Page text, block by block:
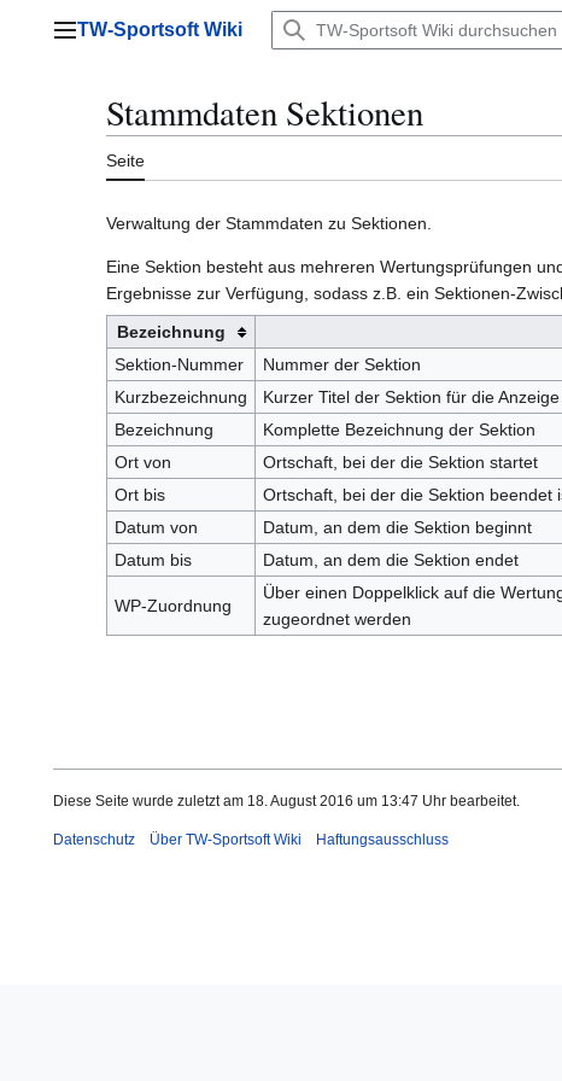
Hauptmenü
TW-Sportsoft Wiki
Stammdaten Sektionen
Seite
Verwaltung der Stammdaten zu Sektionen.
Eine Sektion besteht aus mehreren Wertungsprüfungen
Ergebnisse zur Verfügung, sodass z.B. ein Sektionen-
Bezeichnung
Sektion-Nummer
Nummer der Sektion
Kurzbezeichnung
Kurzer Titel der Sektion für die
Bezeichnung
Komplette Bezeichnung der Sektion
Ort von
Ortschaft, bei der die Sektion startet
Ort bis
Ortschaft, bei der die Sektion beendet
Datum von
Datum, an dem die Sektion beginnt
Datum bis
Datum, an dem die Sektion endet
WP-Zuordnung
Über einen Doppelklick auf die
zugeordnet werden
Diese Seite wurde zuletzt am 18. August 2016 um 13:47 Uhr bearbeitet.
Datenschutz Über TW-Sportsoft Wiki Haftungsausschluss